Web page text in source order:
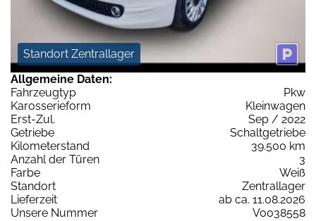
Standort Zentrallager
Allgemeine Daten:
Fahrzeugtyp
Pkw
Karosserieform
Kleinwagen
Erst-Zul.
Sep / 2022
Getriebe
Schaltgetriebe
Kilometerstand
39.500 km
Anzahl der Türen
3
Farbe
Weiß
Standort
Zentrallager
Lieferzeit
ab ca. 11.08.2026
Unsere Nummer
V0038558